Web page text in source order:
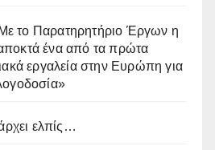
το Παρατηρητήριο Έργων η
αποκτά ένα από τα πρώτα
εργαλεία στην Ευρώπη για
ελπίς…